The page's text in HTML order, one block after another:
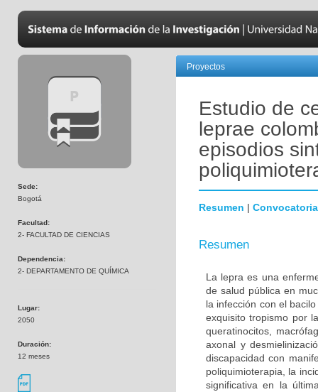
Sede:
Bogotá
Facultad:
2- FACULTAD DE CIENCIAS
Dependencia:
2- DEPARTAMENTO DE QUÍMICA
Lugar:
2050
Duración:
12 meses
Proyectos
Estudio de
leprae
episodios
Resumen | Convocatoria
Resumen
La lepra es una
de salud pública en
la infección con el
exquisito tropismo por
queratinocitos,
axonal y
discapacidad con
poliquimioterapia, la
significativa en la